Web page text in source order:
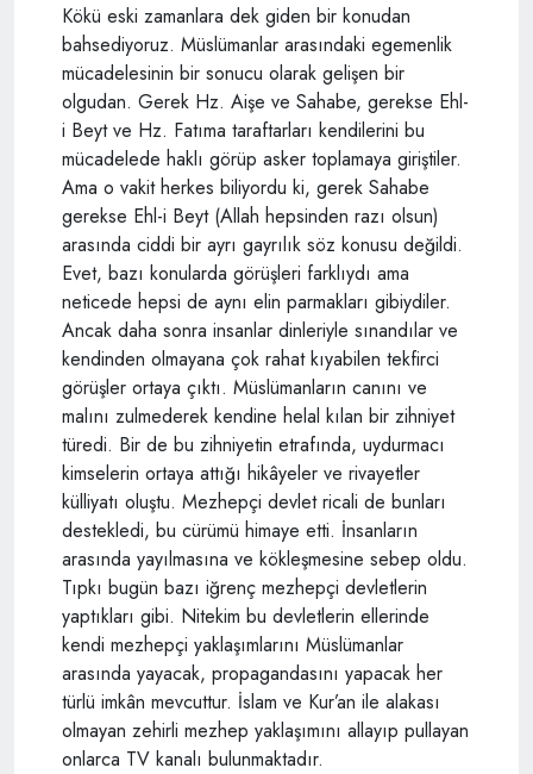
Kökü eski zamanlara dek giden bir konudan
bahsediyoruz. Müslümanlar arasındaki egemenlik
mücadelesinin bir sonucu olarak gelişen bir
olgudan. Gerek Hz. Aişe ve Sahabe, gerekse Ehl-
i Beyt ve Hz. Fatıma taraftarları kendilerini bu
mücadelede haklı görüp asker toplamaya giriştiler.
Ama o vakit herkes biliyordu ki, gerek Sahabe
gerekse Ehl-i Beyt (Allah hepsinden razı olsun)
arasında ciddi bir ayrı gayrılık söz konusu değildi.
Evet, bazı konularda görüşleri farklıydı ama
neticede hepsi de aynı elin parmakları gibiydiler.
Ancak daha sonra insanlar dinleriyle sınandılar ve
kendinden olmayana çok rahat kıyabilen tekfirci
görüşler ortaya çıktı. Müslümanların canını ve
malını zulmederek kendine helal kılan bir zihniyet
türedi. Bir de bu zihniyetin etrafında, uydurmacı
kimselerin ortaya attığı hikâyeler ve rivayetler
külliyatı oluştu. Mezhepçi devlet ricali de bunları
destekledi, bu cürümü himaye etti. İnsanların
arasında yayılmasına ve kökleşmesine sebep oldu.
Tıpkı bugün bazı iğrenç mezhepçi devletlerin
yaptıkları gibi. Nitekim bu devletlerin ellerinde
kendi mezhepçi yaklaşımlarını Müslümanlar
arasında yayacak, propagandasını yapacak her
türlü imkân mevcuttur. İslam ve Kur’an ile alakası
olmayan zehirli mezhep yaklaşımını allayıp pullayan
onlarca TV kanalı bulunmaktadır.